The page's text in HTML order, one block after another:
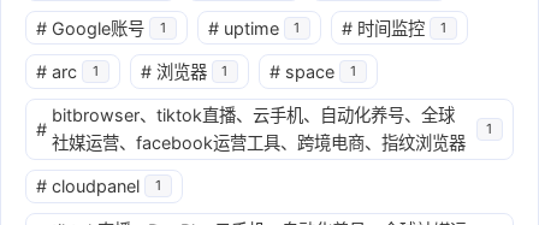
# Google账号 1 # uptime 1 # 时间监控 1
# arc 1 # 浏览器 1 # space 1
#
bitbrowser、tiktok直播、云手机、自动化养号、全球
社媒运营、facebook运营工具、跨境电商、指纹浏览器
1
# cloudpanel 1